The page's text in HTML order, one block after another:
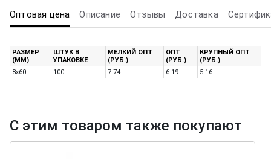
Оптовая цена Описание Отзывы Доставка
РАЗМЕР
(ММ)
ШТУК В
УПАКОВКЕ
МЕЛКИЙ ОПТ
(РУБ.)
ОПТ
(РУБ.)
КРУПНЫЙ ОПТ
(РУБ.)
8х60
100 7.74 6.19 5.16
С этим товаром также покупают